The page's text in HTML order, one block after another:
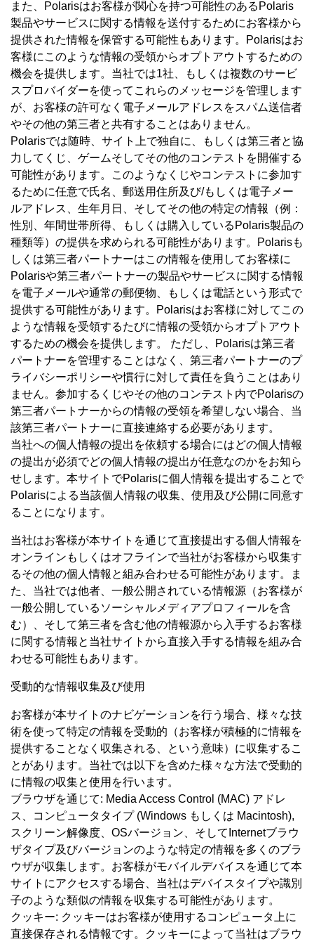
また、Polarisはお客様が関心を持つ可能性のあるPolaris
製品やサービスに関する情報を送付するためにお客様から
提供された情報を保管する可能性もあります。Polarisはお
客様にこのような情報の受領からオプトアウトするための
機会を提供します。当社では1社、もしくは複数のサービ
スプロバイダーを使ってこれらのメッセージを管理します
が、お客様の許可なく電子メールアドレスをスパム送信者
やその他の第三者と共有することはありません。
Polarisでは随時、サイト上で独自に、もしくは第三者と協
力してくじ、ゲームそしてその他のコンテストを開催する
可能性があります。このようなくじやコンテストに参加す
るために任意で氏名、郵送用住所及び/もしくは電子メー
ルアドレス、生年月日、そしてその他の特定の情報（例：
性別、年間世帯所得、もしくは購入しているPolaris製品の
種類等）の提供を求められる可能性があります。Polarisも
しくは第三者パートナーはこの情報を使用してお客様に
Polarisや第三者パートナーの製品やサービスに関する情報
を電子メールや通常の郵便物、もしくは電話という形式で
提供する可能性があります。Polarisはお客様に対してこの
ような情報を受領するたびに情報の受領からオプトアウト
するための機会を提供します。 ただし、Polarisは第三者
パートナーを管理することはなく、第三者パートナーのプ
ライバシーポリシーや慣行に対して責任を負うことはあり
ません。参加するくじやその他のコンテスト内でPolarisの
第三者パートナーからの情報の受領を希望しない場合、当
該第三者パートナーに直接連絡する必要があります。
当社への個人情報の提出を依頼する場合にはどの個人情報
の提出が必須でどの個人情報の提出が任意なのかをお知ら
せします。本サイトでPolarisに個人情報を提出することで
Polarisによる当該個人情報の収集、使用及び公開に同意す
ることになります。
当社はお客様が本サイトを通じて直接提出する個人情報を
オンラインもしくはオフラインで当社がお客様から収集す
るその他の個人情報と組み合わせる可能性があります。ま
た、当社では他者、一般公開されている情報源（お客様が
一般公開しているソーシャルメディアプロフィールを含
む）、そして第三者を含む他の情報源から入手するお客様
に関する情報と当社サイトから直接入手する情報を組み合
わせる可能性もあります。
受動的な情報収集及び使用
お客様が本サイトのナビゲーションを行う場合、様々な技
術を使って特定の情報を受動的（お客様が積極的に情報を
提供することなく収集される、という意味）に収集するこ
とがあります。当社では以下を含めた様々な方法で受動的
に情報の収集と使用を行います。
ブラウザを通じて: Media Access Control (MAC) アドレ
ス、コンピュータタイプ (Windows もしくは Macintosh),
スクリーン解像度、OSバージョン、そしてInternetブラウ
ザタイプ及びバージョンのような特定の情報を多くのブラ
ウザが収集します。お客様がモバイルデバイスを通じて本
サイトにアクセスする場合、当社はデバイスタイプや識別
子のような類似の情報を収集する可能性があります。
クッキー: クッキーはお客様が使用するコンピュータ上に
直接保存される情報です。クッキーによって当社はブラウ